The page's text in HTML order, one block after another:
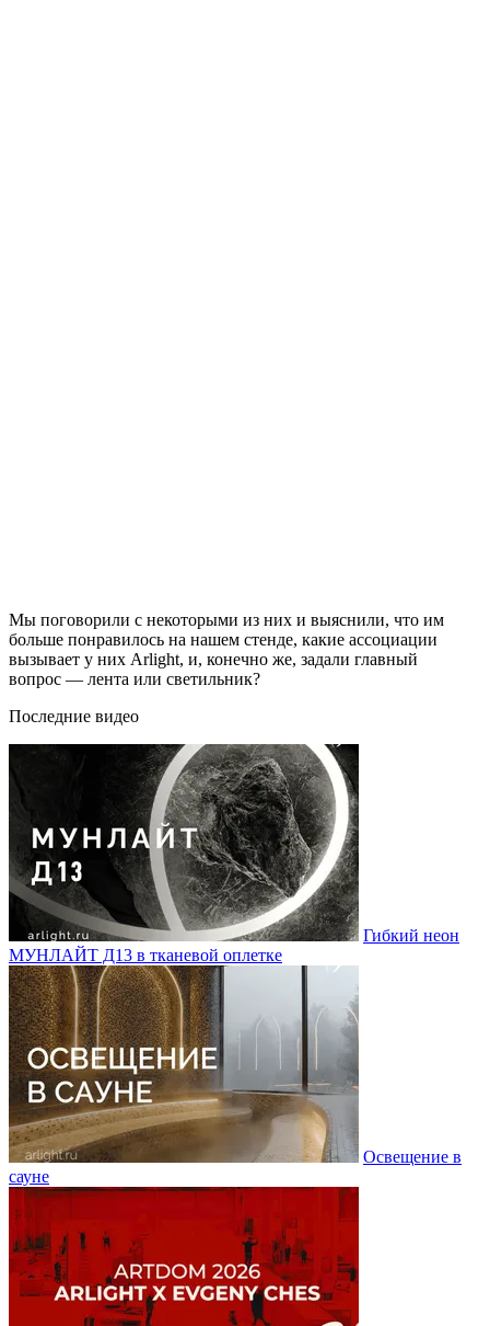
Мы поговорили с некоторыми из них и выяснили, что им
больше понравилось на нашем стенде, какие ассоциации
вызывает у них Arlight, и, конечно же, задали главный
вопрос — лента или светильник?
Последние видео
Гибкий неон
МУНЛАЙТ Д13 в тканевой оплетке
Освещение в
сауне